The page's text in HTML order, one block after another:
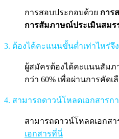
การสอบประกอบด้วย การ
การสัมภาษณ์ประเมินสมร
3. ต้องได้คะแนนขั้นต่ำเท่าไหร่จึ
ผู้สมัครต้องได้คะแนนสัม
กว่า 60% เพื่อผ่านการคัดเ
4. สามารถดาวน์โหลดเอกสารก
สามารถดาวน์โหลดเอกส
เอกสารที่นี่